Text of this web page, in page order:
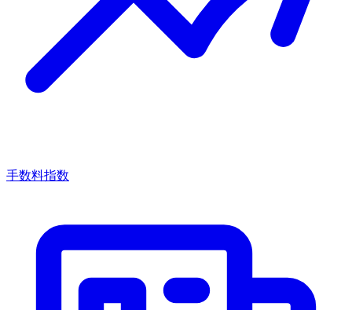
手数料指数